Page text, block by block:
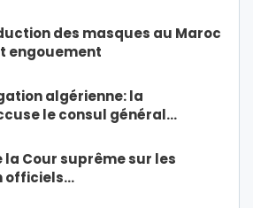
des masques au Maroc
engouement
algérienne: la
le consul général…
la Cour suprême sur les
officiels…